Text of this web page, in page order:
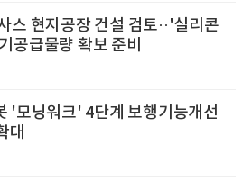
스 현지공장 건설 검토··'실리콘
공급물량 확보 준비
'모닝워크' 4단계 보행기능개선
대